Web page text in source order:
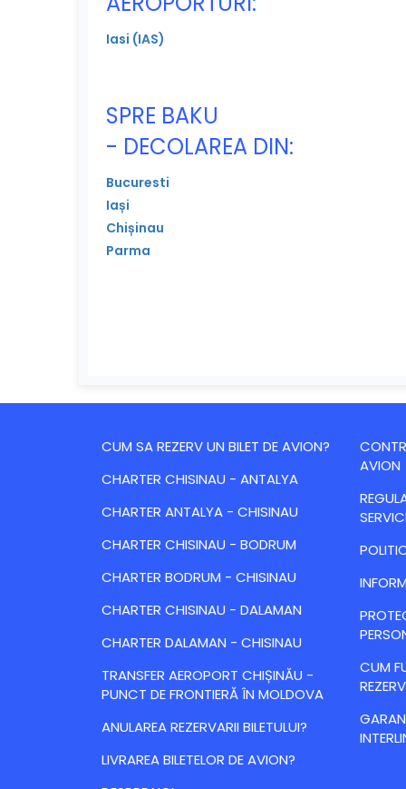
Iasi (IAS)
SPRE BAKU
- DECOLAREA DIN:
Bucuresti
Iași
Chișinau
Parma
CUM SA REZERV UN BILET DE AVION?
CHARTER CHISINAU - ANTALYA
CHARTER ANTALYA - CHISINAU
CHARTER CHISINAU - BODRUM
CHARTER BODRUM - CHISINAU
CHARTER CHISINAU - DALAMAN
CHARTER DALAMAN - CHISINAU
TRANSFER AEROPORT CHIȘINĂU -
PUNCT DE FRONTIERĂ ÎN MOLDOVA
ANULAREA REZERVARII BILETULUI?
LIVRAREA BILETELOR DE AVION?
AVION
CUM